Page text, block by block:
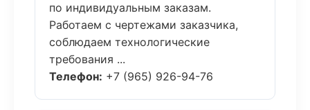
по индивидуальным заказам.
Работаем с чертежами заказчика,
соблюдаем технологические
требования ...
Телефон: +7 (965) 926-94-76